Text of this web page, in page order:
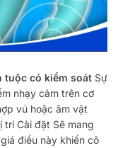
tuộc có kiểm soát Sự
nhạy cảm trên cơ
vú hoặc âm vật
tríCài đặt Sẽ mang
điều này khiến cô